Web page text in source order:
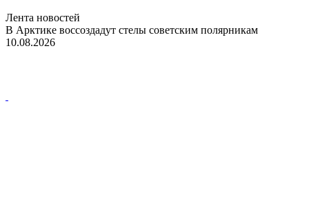
Лента новостей
В Арктике воссоздадут стелы советским полярникам
10.08.2026